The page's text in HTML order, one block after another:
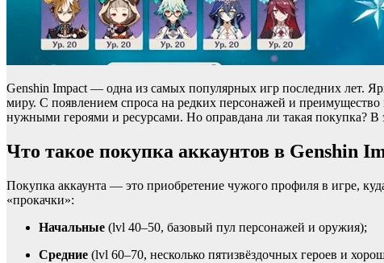
Genshin Impact — одна из самых популярных игр последних лет.
миру. С появлением спроса на редких персонажей и
нужными героями и ресурсами. Но оправдана ли такая покупка?
Что такое покупка аккаунтов в Genshin
Покупка аккаунта — это приобретение чужого профиля в игре,
«прокачки»:
Начальные (lvl 40–50, базовый пул персонажей и оружия);
Средние (lvl 60–70, несколько пятизвёздочных героев и